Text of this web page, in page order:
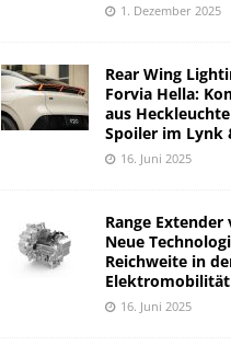
1. Dezember 2025
Rear Wing
Forvia Hella:
aus
Spoiler im Lynk
16. Juni 2025
Range Extender
Neue
Reichweite in
Elektromobilität
16. Juni 2025